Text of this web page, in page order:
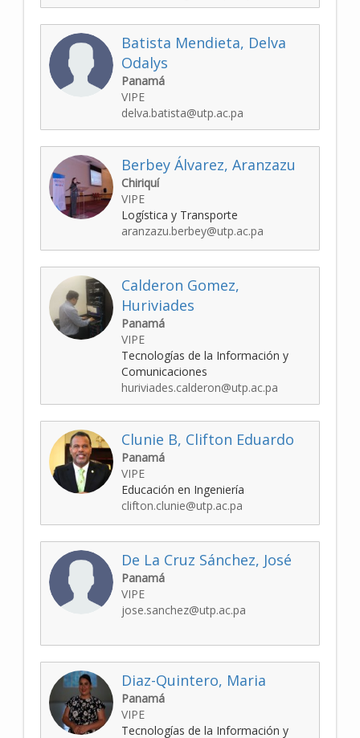
Batista Mendieta, Delva
Odalys
Panamá
VIPE
delva.batista@utp.ac.pa
Berbey Álvarez, Aranzazu
Chiriquí
VIPE
Logística y Transporte
aranzazu.berbey@utp.ac.pa
Calderon Gomez,
Huriviades
Panamá
VIPE
Tecnologías de la Información y
Comunicaciones
huriviades.calderon@utp.ac.pa
Clunie B, Clifton Eduardo
Panamá
VIPE
Educación en Ingeniería
clifton.clunie@utp.ac.pa
De La Cruz Sánchez, José
Panamá
VIPE
jose.sanchez@utp.ac.pa
Diaz-Quintero, Maria
Panamá
VIPE
Tecnologías de la Información y